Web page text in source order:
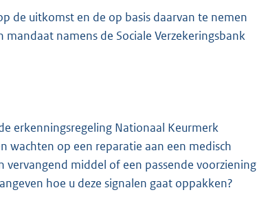
de uitkomst en de op basis daarvan te nemen
namens de Sociale Verzekeringsbank
erkenningsregeling Nationaal Keurmerk
wachten op een reparatie aan een medisch
middel of een passende voorziening
hoe u deze signalen gaat oppakken?